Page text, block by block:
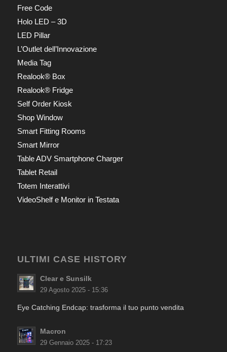
Free Code
Holo LED – 3D
LED Pillar
L’Outlet dell’Innovazione
Media Tag
Realook® Box
Realook® Fridge
Self Order Kiosk
Shop Window
Smart Fitting Rooms
Smart Mirror
Table ADV Smartphone Charger
Tablet Retail
Totem Interattivi
VideoShelf e Monitor in Testata
ULTIMI CASE HISTORY
Clear e Sunsilk
29 Agosto 2025 - 15:36
Eye Catching Endcap: trasforma il tuo punto vendita
Macron
29 Gennaio 2025 - 17:23